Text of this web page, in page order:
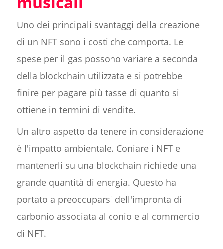
Uno dei principali svantaggi della creazione
di un NFT sono i costi che comporta. Le
spese per il gas possono variare a seconda
della blockchain utilizzata e si potrebbe
finire per pagare più tasse di quanto si
ottiene in termini di vendite.
Un altro aspetto da tenere in considerazione
è l'impatto ambientale. Coniare i NFT e
mantenerli su una blockchain richiede una
grande quantità di energia. Questo ha
portato a preoccuparsi dell'impronta di
carbonio associata al conio e al commercio
di NFT.